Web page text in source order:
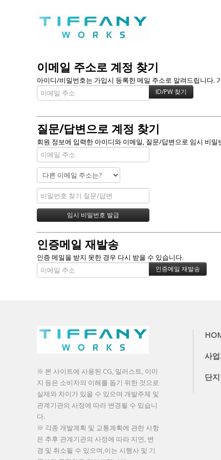
이메일 주소로 계정 찾기
아이디/비밀번호는 가입시 등록한 메일 주소로 알려드립니다.
질문/답변으로 계정 찾기
회원 정보에 입력한 아이디와 이메일, 질문/답변으로 임시 비밀
인증메일 재발송
인증 메일을 받지 못한 경우 다시 받을 수 있습니다.
※ 본 사이트에 사용된 CG, 일러스트, 이미
지 등은 소비자의 이해를 돕기 위한 것으로
실제와 차이가 있을 수 있으며 개발주체 및
관계기관의 사정에 따라 변경될 수 있습니
다.
※ 각종 개발계획 및 교통계획에 관한 사항
은 추후 관계기관의 사정에 따라 지연, 변
경 및 취소될 수 있으며,이는 시행사 및 기
사
단